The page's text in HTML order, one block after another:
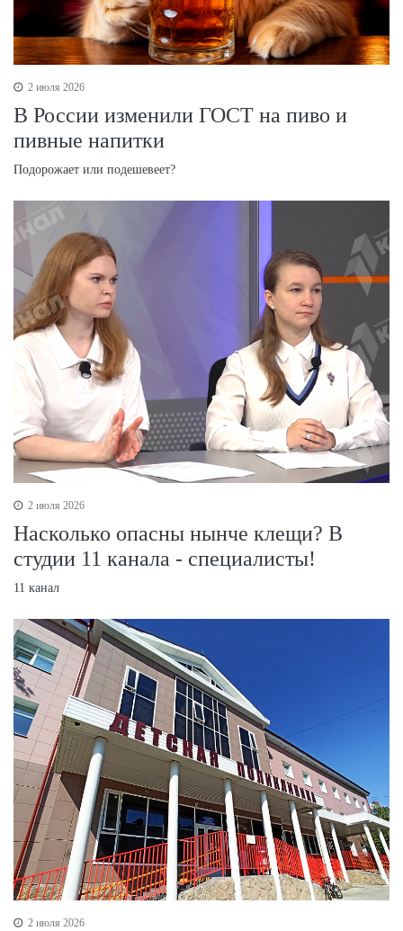
2 июля 2026
В России изменили ГОСТ на пиво и
пивные напитки
Подорожает или подешевеет?
2 июля 2026
Насколько опасны нынче клещи? В
студии 11 канала - специалисты!
11 канал
2 июля 2026